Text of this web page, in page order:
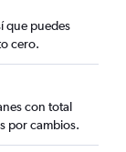
que puedes
cero.
con total
por cambios.